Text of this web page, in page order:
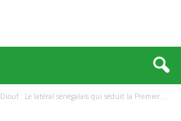
: Le latéral sénégalais qui séduit la Premier...